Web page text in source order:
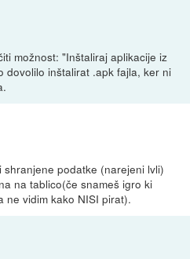
možnost: "Inštaliraj aplikacije iz
dovolilo inštalirat .apk fajla, ker ni
podatke (narejeni lvli)
na tablico(če snameš igro ki
ne vidim kako NISI pirat).